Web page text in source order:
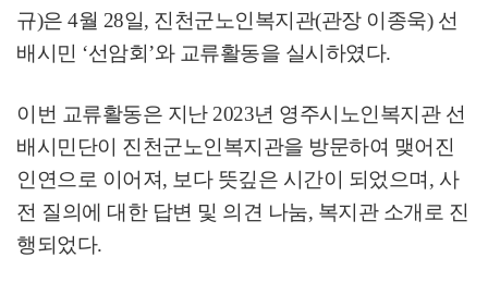
규)은 4월 28일, 진천군노인복지관(관장 이종욱) 선
배시민 ‘선암회’와 교류활동을 실시하였다.
이번 교류활동은 지난 2023년 영주시노인복지관 선
배시민단이 진천군노인복지관을 방문하여 맺어진
인연으로 이어져, 보다 뜻깊은 시간이 되었으며, 사
전 질의에 대한 답변 및 의견 나눔, 복지관 소개로 진
행되었다.